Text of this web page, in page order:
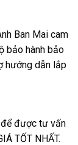
Ban Mai cam
bảo hành bảo
hướng dẫn lắp
để được tư vấn
TỐT NHẤT.